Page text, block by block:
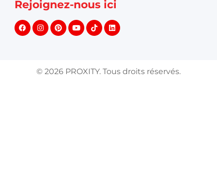
Rejoignez-nous ici
© 2026 PROXITY. Tous droits réservés.